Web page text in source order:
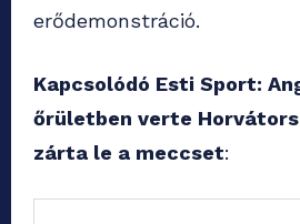
erődemonstráció.
Kapcsolódó Esti Sport:
őrületben verte
zárta le a meccset: